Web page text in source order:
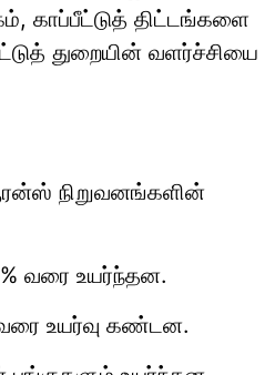
காப்பீட்டுத் திட்டங்களை
துறையின் வளர்ச்சியை
நிறுவனங்களின்
வரை உயர்ந்தன.
உயர்வு கண்டன.